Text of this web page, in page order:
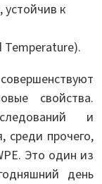
устойчив к
Temperature).
свойства.
и
среди прочего,
Это один из
день